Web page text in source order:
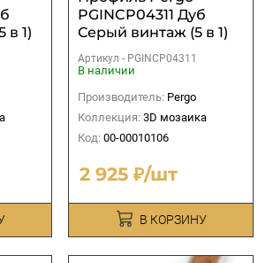
в 1)
PGINCP04311 Дуб
Серый винтаж (5 в 1)
Артикул - PGINCP04311
В наличии
Производитель: Pergo
Коллекция: 3D мозаика
Код: 00-00010106
2 925 ₽/шт
В КОРЗИНУ